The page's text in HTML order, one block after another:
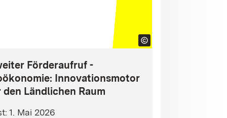
Förderaufruf -
Innovationsmotor
den Ländlichen Raum
1. Mai 2026